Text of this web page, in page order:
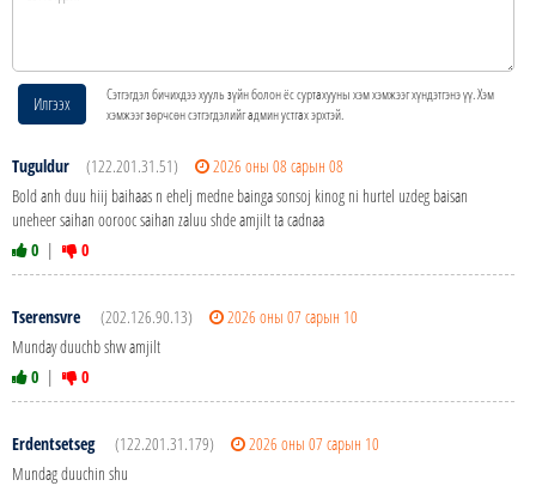
Илгээх
Сэтгэгдэл бичихдээ хууль зүйн болон ёс суртахууны хэм хэмжээг хүндэтгэнэ үү. Хэм
хэмжээг зөрчсөн сэтгэгдэлийг админ устгах эрхтэй.
Tuguldur (122.201.31.51)
2026 оны 08 сарын 08
Bold anh duu hiij baihaas n ehelj medne bainga sonsoj kinog ni hurtel uzdeg baisan
uneheer saihan oorooc saihan zaluu shde amjilt ta cadnaa
0 | 0
Tserensvre (202.126.90.13)
2026 оны 07 сарын 10
Munday duuchb shvv amjilt
0 | 0
Erdentsetseg (122.201.31.179)
2026 оны 07 сарын 10
Mundag duuchin shu